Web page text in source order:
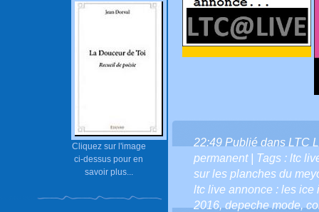
Cliquez sur l'image
ci-dessus pour en
savoir plus...
22:49 Publié dans LTC
permanent| Tags : ltc
sur les planches du
ltc live annonce : les ice
2016,depeche mode,